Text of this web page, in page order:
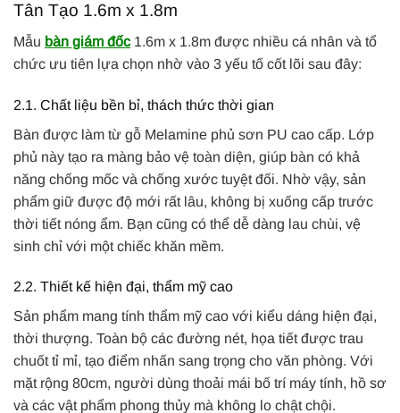
Tân Tạo 1.6m x 1.8m
Mẫu bàn giám đốc1.6m x 1.8m được nhiều cá nhân và tổ
chức ưu tiên lựa chọn nhờ vào 3 yếu tố cốt lõi sau đây:
2.1. Chất liệu bền bỉ, thách thức thời gian
Bàn được làm từ gỗ Melamine phủ sơn PU cao cấp. Lớp
phủ này tạo ra màng bảo vệ toàn diện, giúp bàn có khả
năng chống mốc và chống xước tuyệt đối. Nhờ vậy, sản
phẩm giữ được độ mới rất lâu, không bị xuống cấp trước
thời tiết nóng ẩm. Bạn cũng có thể dễ dàng lau chùi, vệ
sinh chỉ với một chiếc khăn mềm.
2.2. Thiết kế hiện đại, thẩm mỹ cao
Sản phẩm mang tính thẩm mỹ cao với kiểu dáng hiện đại,
thời thượng. Toàn bộ các đường nét, họa tiết được trau
chuốt tỉ mỉ, tạo điểm nhấn sang trọng cho văn phòng. Với
mặt rộng 80cm, người dùng thoải mái bố trí máy tính, hồ sơ
và các vật phẩm phong thủy mà không lo chật chội.